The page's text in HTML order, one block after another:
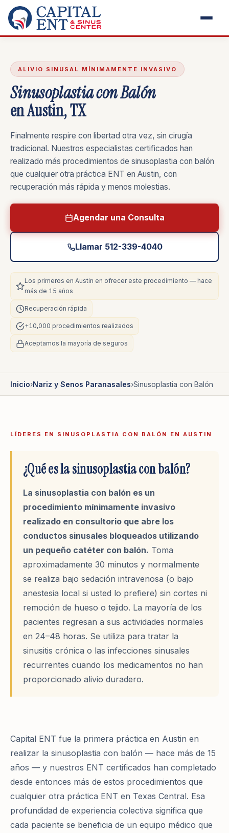
ALIVIO SINUSAL MÍNIMAMENTE INVASIVO
Sinusoplastia con Balón
en Austin, TX
Finalmente respire con libertad otra vez, sin cirugía
tradicional. Nuestros especialistas certificados han
realizado más procedimientos de sinusoplastia con balón
que cualquier otra práctica ENT en Austin, con
recuperación más rápida y menos molestias.
Agendar una Consulta
Llamar 512-339-4040
Los primeros en Austin en ofrecer este procedimiento — hace
más de 15 años
Recuperación rápida
+10,000 procedimientos realizados
Aceptamos la mayoría de seguros
Inicio›Nariz y Senos Paranasales›Sinusoplastia con Balón
LÍDERES EN SINUSOPLASTIA CON BALÓN EN AUSTIN
¿Qué es la sinusoplastia con balón?
La sinusoplastia con balón es un
procedimiento mínimamente invasivo
realizado en consultorio que abre los
conductos sinusales bloqueados utilizando
un pequeño catéter con balón. Toma
aproximadamente 30 minutos y normalmente
se realiza bajo sedación intravenosa (o bajo
anestesia local si usted lo prefiere) sin cortes ni
remoción de hueso o tejido. La mayoría de los
pacientes regresan a sus actividades normales
en 24–48 horas. Se utiliza para tratar la
sinusitis crónica o las infecciones sinusales
recurrentes cuando los medicamentos no han
proporcionado alivio duradero.
Capital ENT fue la primera práctica en Austin en
realizar la sinusoplastia con balón — hace más de 15
años — y nuestros ENT certificados han completado
desde entonces más de estos procedimientos que
cualquier otra práctica ENT en Texas Central. Esa
profundidad de experiencia colectiva significa que
cada paciente se beneficia de un equipo médico que